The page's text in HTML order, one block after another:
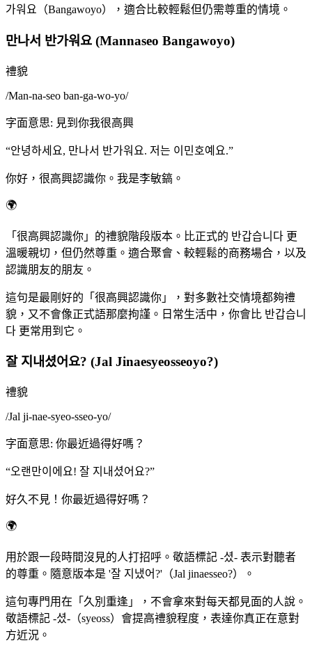
가워요（Bangawoyo），適合比較輕鬆但仍需尊重的情境。
만나서 반가워요 (Mannaseo Bangawoyo)
禮貌
/Man-na-seo ban-ga-wo-yo/
字面意思: 見到你我很高興
“안녕하세요, 만나서 반가워요. 저는 이민호예요.”
你好，很高興認識你。我是李敏鎬。
🌍
「很高興認識你」的禮貌階段版本。比正式的 반갑습니다 更
溫暖親切，但仍然尊重。適合聚會、較輕鬆的商務場合，以及
認識朋友的朋友。
這句是最剛好的「很高興認識你」，對多數社交情境都夠禮
貌，又不會像正式語那麼拘謹。日常生活中，你會比 반갑습니
다 更常用到它。
잘 지내셨어요? (Jal Jinaesyeosseoyo?)
禮貌
/Jal ji-nae-syeo-sseo-yo/
字面意思: 你最近過得好嗎？
“오랜만이에요! 잘 지내셨어요?”
好久不見！你最近過得好嗎？
🌍
用於跟一段時間沒見的人打招呼。敬語標記 -셨- 表示對聽者
的尊重。隨意版本是 '잘 지냈어?'（Jal jinaesseo?）。
這句專門用在「久別重逢」，不會拿來對每天都見面的人說。
敬語標記 -셨-（syeoss）會提高禮貌程度，表達你真正在意對
方近況。